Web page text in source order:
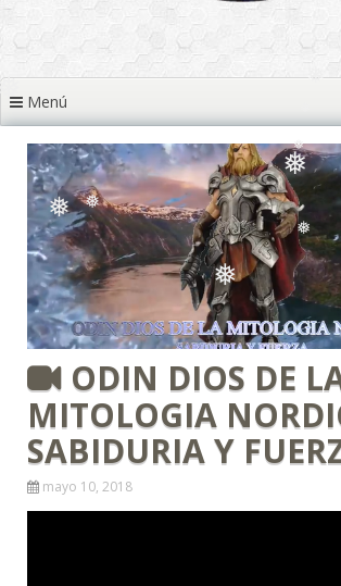
❅
❅
❅
❅
❅
❅
❅
❅
Menú
ODIN DIOS DE
MITOLOGIA
SABIDURIA Y
mayo 10, 2018